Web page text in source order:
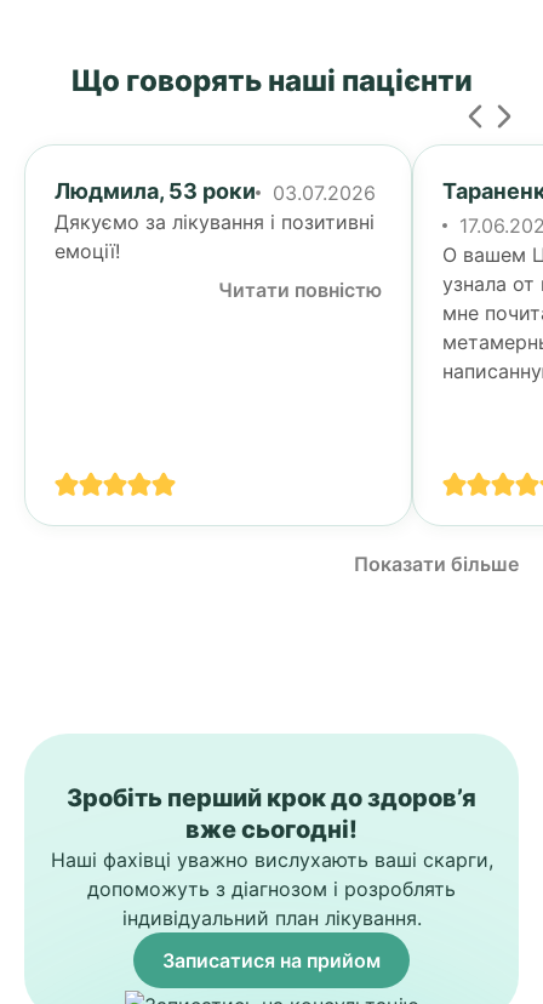
Що говорять наші пацієнти
Людмила, 53 роки
03.07.2026
Дякуємо за лікування і позитивні
емоції!
Читати повністю
О вашем
узнала от
мне
Показати більше
Зробіть перший крок до здоров’я
вже сьогодні!
Наші фахівці уважно вислухають ваші скарги,
допоможуть з діагнозом і розроблять
індивідуальний план лікування.
Записатися на прийом